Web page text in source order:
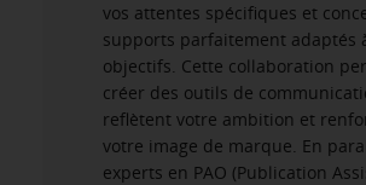
vos attentes spécifiques et
supports parfaitement adaptés
objectifs. Cette collaboration
créer des outils de
reflètent votre ambition et
votre image de marque. En
experts en PAO (Publication